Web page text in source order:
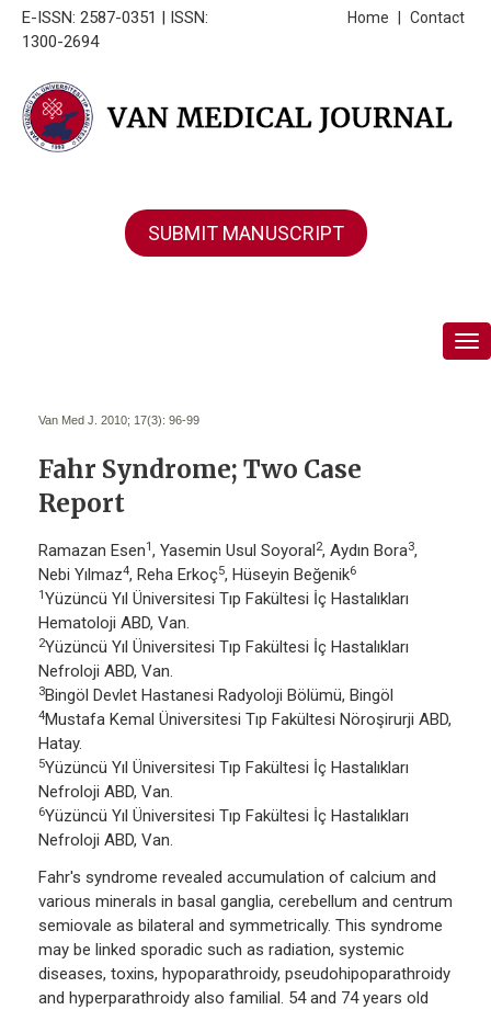
E-ISSN: 2587-0351 | ISSN:
1300-2694
Contact
Home
SUBMIT MANUSCRIPT
Van Med J. 2010; 17(3): 96-99
Fahr Syndrome; Two Case
Report
Ramazan Esen1, Yasemin Usul Soyoral 2, Aydın Bora3,
Nebi Yılmaz4, Reha Erkoç5, Hüseyin Beğenik6
1Yüzüncü Yıl Üniversitesi Tıp Fakültesi İç Hastalıkları
Hematoloji ABD, Van.
2Yüzüncü Yıl Üniversitesi Tıp Fakültesi İç Hastalıkları
Nefroloji ABD, Van.
3Bingöl Devlet Hastanesi Radyoloji Bölümü, Bingöl
4Mustafa Kemal Üniversitesi Tıp Fakültesi Nöroşirurji ABD,
Hatay.
5Yüzüncü Yıl Üniversitesi Tıp Fakültesi İç Hastalıkları
Nefroloji ABD, Van.
6Yüzüncü Yıl Üniversitesi Tıp Fakültesi İç Hastalıkları
Nefroloji ABD, Van.
Fahr's syndrome revealed accumulation of calcium and
various minerals in basal ganglia, cerebellum and centrum
semiovale as bilateral and symmetrically. This syndrome
may be linked sporadic such as radiation, systemic
diseases, toxins, hypoparathroidy, pseudohipoparathroidy
and hyperparathroidy also familial. 54 and 74 years old